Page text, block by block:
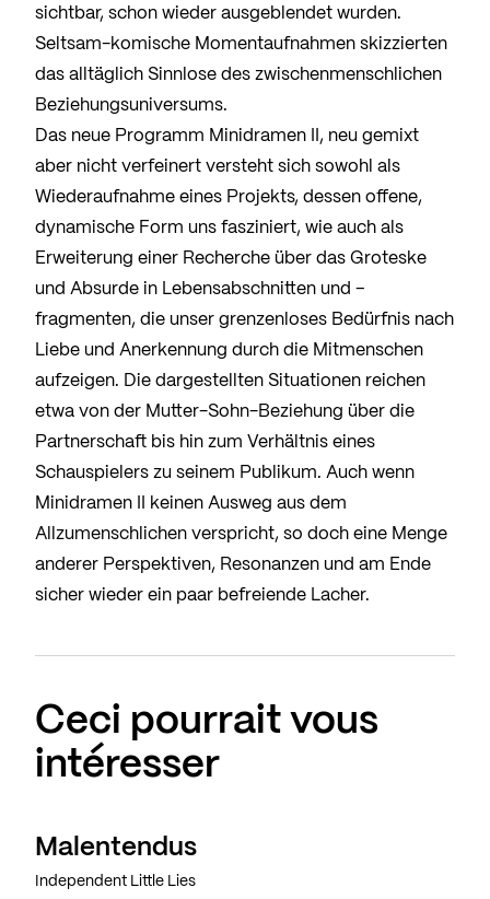
sichtbar, schon wieder ausgeblendet wurden.
Seltsam-komische Momentaufnahmen skizzierten
das alltäglich Sinnlose des zwischenmenschlichen
Beziehungsuniversums.
Das neue Programm Minidramen II, neu gemixt
aber nicht verfeinert versteht sich sowohl als
Wiederaufnahme eines Projekts, dessen offene,
dynamische Form uns fasziniert, wie auch als
Erweiterung einer Recherche über das Groteske
und Absurde in Lebensabschnitten und –
fragmenten, die unser grenzenloses Bedürfnis nach
Liebe und Anerkennung durch die Mitmenschen
aufzeigen. Die dargestellten Situationen reichen
etwa von der Mutter-Sohn-Beziehung über die
Partnerschaft bis hin zum Verhältnis eines
Schauspielers zu seinem Publikum. Auch wenn
Minidramen II keinen Ausweg aus dem
Allzumenschlichen verspricht, so doch eine Menge
anderer Perspektiven, Resonanzen und am Ende
sicher wieder ein paar befreiende Lacher.
Ceci pourrait vous
intéresser
Malentendus
Independent Little Lies